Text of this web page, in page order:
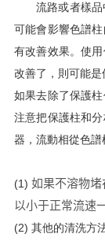
流路或者樣品
可能會影響色譜柱
有改善效果。使用
改善了，則可能
如果去除了保護柱
注意把保護柱和分
器，流動相從色譜
(1) 如果不溶物
以小于正常流速
(2) 其他的清洗方法